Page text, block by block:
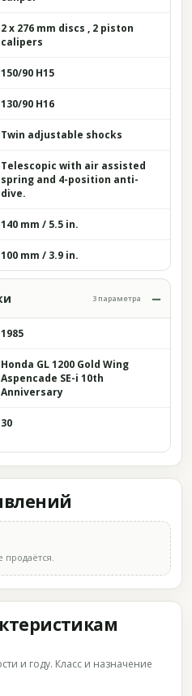
2 x 276 mm discs , 2 piston
calipers
150/90 H15
130/90 H16
Twin adjustable shocks
Telescopic with air assisted
spring and 4-position anti-
dive.
140 mm / 5.5 in.
100 mm / 3.9 in.
3 параметра
1985
Honda GL 1200 Gold Wing
Aspencade SE-i 10th
Anniversary
30
продаётся.
и году. Класс и назначение